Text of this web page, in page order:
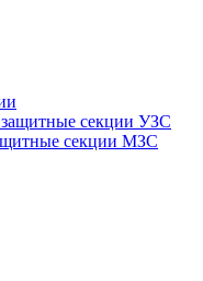
секции УЗС
секции МЗС